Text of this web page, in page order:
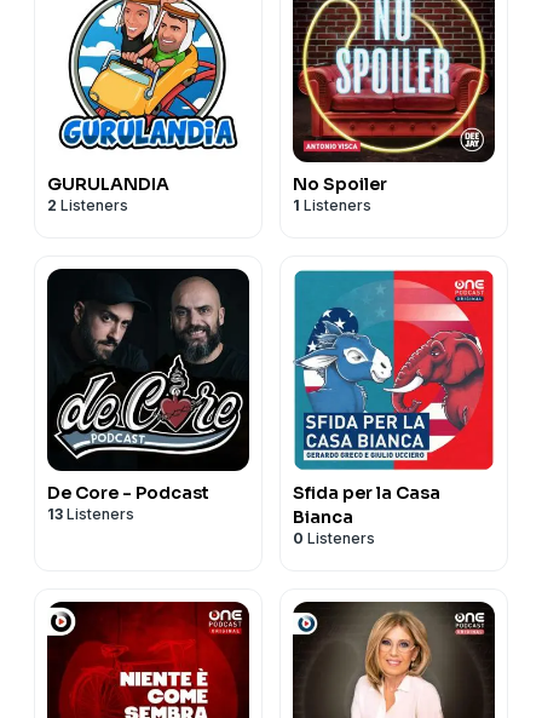
GURULANDIA
2 Listeners
No Spoiler
1 Listeners
De Core - Podcast
13 Listeners
Sfida per la Casa
Bianca
0 Listeners